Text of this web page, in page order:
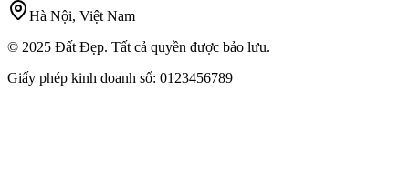
Hà Nội, Việt Nam
© 2025 Đất Đẹp. Tất cả quyền được bảo lưu.
Giấy phép kinh doanh số: 0123456789